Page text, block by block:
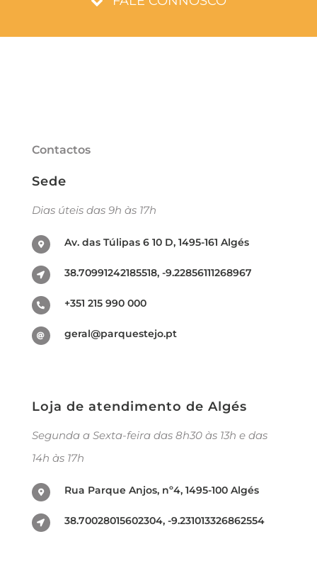
Contactos
Sede
Dias úteis das 9h às 17h
Av. das Túlipas 6 10 D, 1495-161 Algés
38.70991242185518, -9.22856111268967
+351 215 990 000
geral@parquestejo.pt
Loja de atendimento de Algés
Segunda a Sexta-feira das 8h30 às 13h e das
14h às 17h
Rua Parque Anjos, nº4, 1495-100 Algés
38.70028015602304, -9.231013326862554